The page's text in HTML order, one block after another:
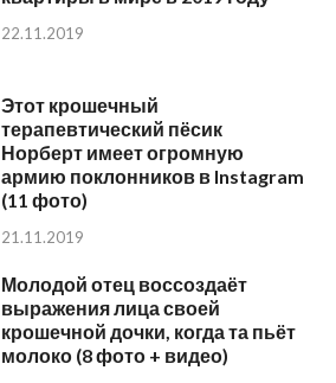
22.11.2019
Этот крошечный
терапевтический пёсик
Норберт имеет огромную
армию поклонников в Instagram
(11 фото)
21.11.2019
Молодой отец воссоздаёт
выражения лица своей
крошечной дочки, когда та пьёт
молоко (8 фото + видео)